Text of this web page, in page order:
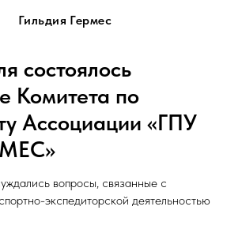
Гильдия Гермес
состоялось
Комитета по
Ассоциации «ГПУ
вопросы, связанные с
экспедиторской деятельностью